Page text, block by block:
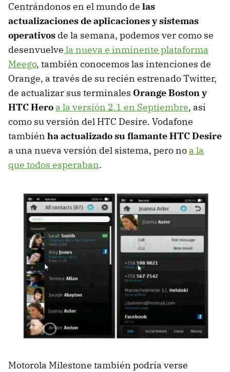
Centrándonos en el mundo de las
actualizaciones de aplicaciones y sistemas
operativos de la semana, podemos ver como se
desenvuelve la nueva e inminente plataforma
Meego, también conocemos las intenciones de
Orange, a través de su recién estrenado Twitter,
de actualizar sus terminales Orange Boston y
HTC Hero a la versión 2.1 en Septiembre, así
como su versión del HTC Desire. Vodafone
también ha actualizado su flamante HTC Desire
a una nueva versión del sistema, pero no a la
que todos esperaban.
Motorola Milestone también podría verse